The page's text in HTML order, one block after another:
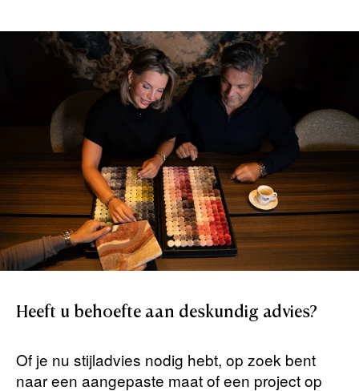
Heeft u behoefte aan deskundig advies?
Of je nu stijladvies nodig hebt, op zoek bent
naar een aangepaste maat of een project op